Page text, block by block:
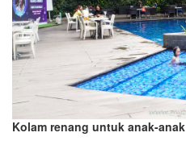
Kolam renang untuk anak-anak